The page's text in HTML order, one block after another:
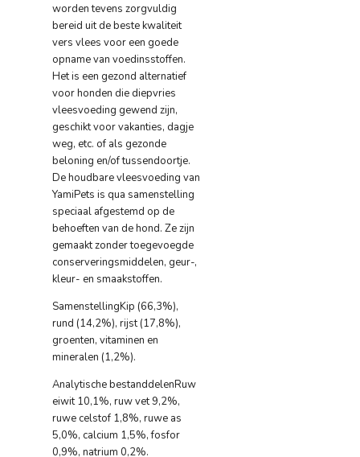
worden tevens zorgvuldig
bereid uit de beste kwaliteit
vers vlees voor een goede
opname van voedinsstoffen.
Het is een gezond alternatief
voor honden die diepvries
vleesvoeding gewend zijn,
geschikt voor vakanties, dagje
weg, etc. of als gezonde
beloning en/of tussendoortje.
De houdbare vleesvoeding van
YamiPets is qua samenstelling
speciaal afgestemd op de
behoeften van de hond. Ze zijn
gemaakt zonder toegevoegde
conserveringsmiddelen, geur-,
kleur- en smaakstoffen.
SamenstellingKip (66,3%),
rund (14,2%), rijst (17,8%),
groenten, vitaminen en
mineralen (1,2%).
Analytische bestanddelenRuw
eiwit 10,1%, ruw vet 9,2%,
ruwe celstof 1,8%, ruwe as
5,0%, calcium 1,5%, fosfor
0,9%, natrium 0,2%.